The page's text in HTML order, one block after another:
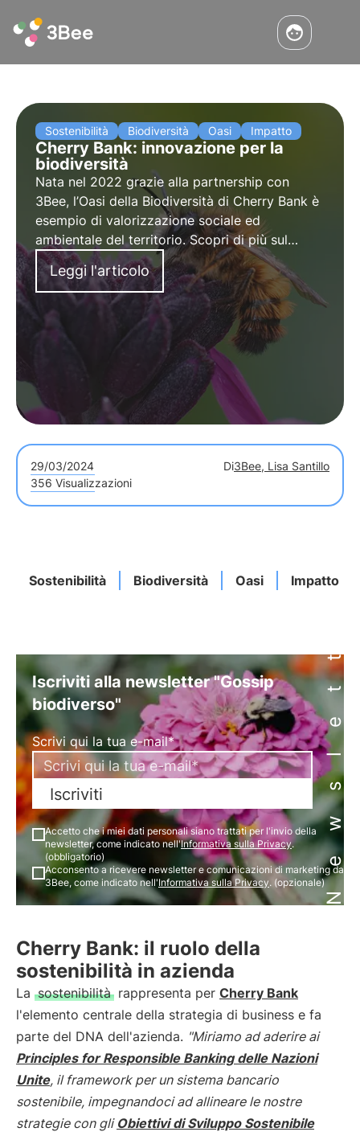
Sostenibilità Biodiversità Oasi Impatto
Cherry Bank: innovazione per la
biodiversità
Nata nel 2022 grazie alla partnership con
3Bee, l’Oasi della Biodiversità di Cherry Bank è
esempio di valorizzazione sociale ed
ambientale del territorio. Scopri di più sul
progetto nell'intervista a Maddalena Ganz,
Responsabile Marketing e Comunicazione di
Cherry Bank.
Leggi l'articolo
29/03/2024 Di3Bee, Lisa Santillo
356 Visualizzazioni
Sostenibilità Biodiversità Oasi Impatto
Newsletter
Iscriviti alla newsletter "Gossip
biodiverso"
Scrivi qui la tua e-mail*
Iscriviti
Accetto che i miei dati personali siano trattati per l'invio della
newsletter, come indicato nell'Informativa sulla Privacy.
(obbligatorio)
Acconsento a ricevere newsletter e comunicazioni di marketing da
3Bee, come indicato nell'Informativa sulla Privacy. (opzionale)
Cherry Bank: il ruolo della
sostenibilità in azienda
La sostenibilità rappresenta per Cherry Bank
l'elemento centrale della strategia di business e fa
parte del DNA dell'azienda. "Miriamo ad aderire ai
Principles for Responsible Banking delle Nazioni
Unite, il framework per un sistema bancario
sostenibile, impegnandoci ad allineare le nostre
strategie con gli Obiettivi di Sviluppo Sostenibile